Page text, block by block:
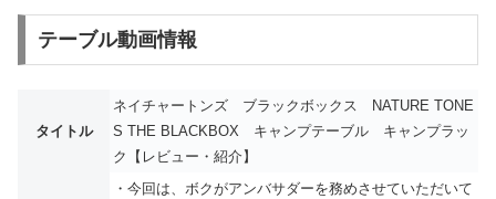
テーブル動画情報
タイトル
ネイチャートンズ ブラックボックス NATURE TONE
S THE BLACKBOX キャンプテーブル キャンプラッ
ク【レビュー・紹介】
・今回は、ボクがアンバサダーを務めさせていただいて